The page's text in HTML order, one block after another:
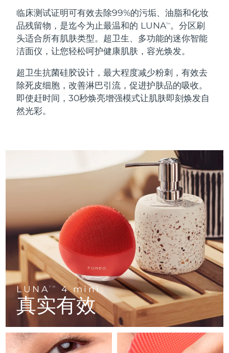
临床测试证明可有效去除99%的污垢、油脂和化妆
品残留物，是迄今为止最温和的 LUNATM 。分区刷
头适合所有肌肤类型。超卫生、多功能的迷你智能
洁面仪，让您轻松呵护健康肌肤，容光焕发。
超卫生抗菌硅胶设计，最大程度减少粉刺，有效去
除死皮细胞，改善淋巴引流，促进护肤品的吸收。
即使赶时间，30秒焕亮增强模式让肌肤即刻焕发自
然光彩。
LUNATM 4 mini
真实有效
LUNA™ 4 套装
Anti-aging massage
LUNA™ 4 Plus
Massage, LED heating
LUNA™ 4 mini
For young skin, T-zone
LUNA™ 4 go
For travel or gym bag
LUNA™ 护肤
Premium cleansers & balm
LUNA™ 设备
All facial cleansing devices
BEAR™ 2 套装
Microcurrent toning
BEAR™ 2 go
Microcurrent toning on-the-go
面部提拉护理
Premium anti-aging skincare
BEAR™ 设备
All premium facelift devices
补水保湿
UFO™ 3 套装
Deep facial hydration
UFO™ 3 mini
Red light therapy device for young skin
UFO™ 3 go
Portable red light therapy
面膜
Rejuvenation & hydration
UFO™ 设备
All deep facial hydration devices
口腔护理
issa™ 4
Hybrid silicone sonic toothbrush
issa™ 4 smile
Hybrid silicone sonic toothbrush
issa™ 4 baby
For ages 0-3
issa™ Teeth Whitening Set
Dual LED + sonic device & 18% PAP gel
ISSA™ 设备
All silicone sonic toothbrushes
FAQ™ 抗老护理
FAQ™ 101
Clinical anti-aging
FAQ™ 102
Advanced clinical anti-aging
FAQ™ 103
Luxurious clinical anti-aging set
FAQ™ P1 Primer
Manuka honey primer
FAQ™ 201
FAQ™ 202
LED mask
FAQ™ 211
Anti-aging neck & décolleté LED mask
FAQ™ 221
Anti-aging LED hand mask
FAQ™ 301
LED hair strengthening scalp massager
FAQ™ Scalp Serum
Scalp recovery probiotic serum
FAQ™护肤品
All FAQ™ skincare
肌肤年轻化
NEW
FAQ™ 501
Full-Spectrum Red Light Therapy
FAQ™ 502
Full-Spectrum Red Light Therapy
FAQ™ Red Light Serum
保健品
NEW
专业治疗
百慕大 预计送达日期8/14/26
波斯尼亚和黑塞哥维那 预计送达日期
文莱 预计送达日期8/13/26
保加利亚 预计送达日期8/8/26
加拿大
预计送达日期8/8/26
预计送达日期8/12/26
克罗地亚 预计送达日期 8/8/26
塞浦路斯 预计送达日期8/9/26
捷克 预计送达日期8/8/26
丹麦 预计送达日期8/8/26
爱沙尼亚 预计送达日期
芬兰 预计送达日期8/8/26